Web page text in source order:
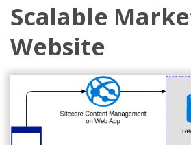
Scalable
Website